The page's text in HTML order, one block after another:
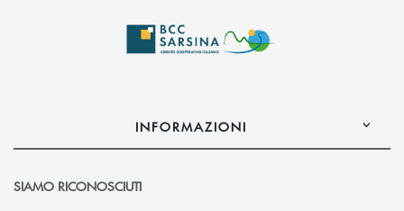
INFORMAZIONI
SIAMO RICONOSCIUTI